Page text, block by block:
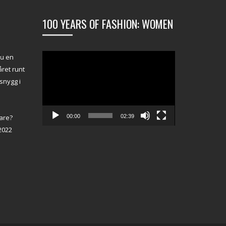
en
runt
i
100 YEARS OF FASHION: WOMEN
00:00 02:39